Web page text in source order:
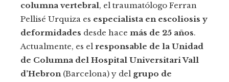
columna vertebral, el traumatólogo Ferran
Pellisé Urquiza es especialista en escoliosis y
deformidades desde hace más de 25 años.
Actualmente, es el responsable de la Unidad
de Columna del Hospital Universitari Vall
d’Hebron(Barcelona) y del grupo de